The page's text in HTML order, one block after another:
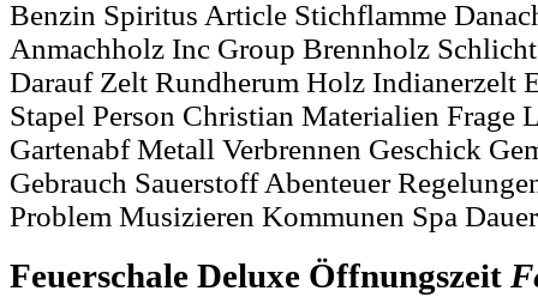
Benzin Spiritus Article Stichflamme
Anmachholz Inc Group Brennholz
Darauf Zelt Rundherum Holz Indianerzelt
Stapel Person Christian Materialien Frage
Gartenabf Metall Verbrennen Geschick
Gebrauch Sauerstoff Abenteuer
Problem Musizieren Kommunen Spa
Feuerschale Deluxe Öffnungszeit